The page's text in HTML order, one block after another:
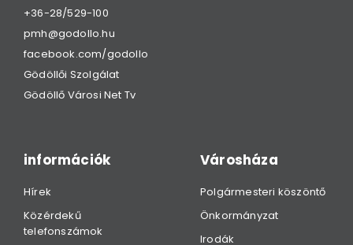
+36-28/529-100
pmh@godollo.hu
facebook.com/godollo
Gödöllői Szolgálat
Gödöllő Városi Net Tv
információk
Hírek
Közérdekű
telefonszámok
Városháza
Polgármesteri köszöntő
Önkormányzat
Irodák